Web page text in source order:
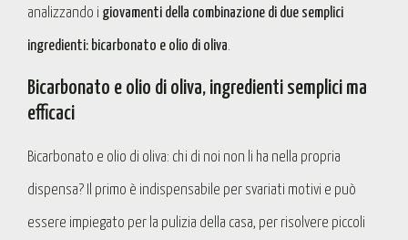
analizzando i giovamenti della combinazione di due semplici
ingredienti: bicarbonato e olio di oliva.
Bicarbonato e olio di oliva, ingredienti semplici ma
efficaci
Bicarbonato e olio di oliva: chi di noi non li ha nella propria
dispensa? Il primo è indispensabile per svariati motivi e può
essere impiegato per la pulizia della casa, per risolvere piccoli